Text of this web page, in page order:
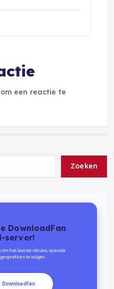
om een reactie te
Zoeken
DownloadFan
server!
om het laatste nieuws, speciale
te volgen.